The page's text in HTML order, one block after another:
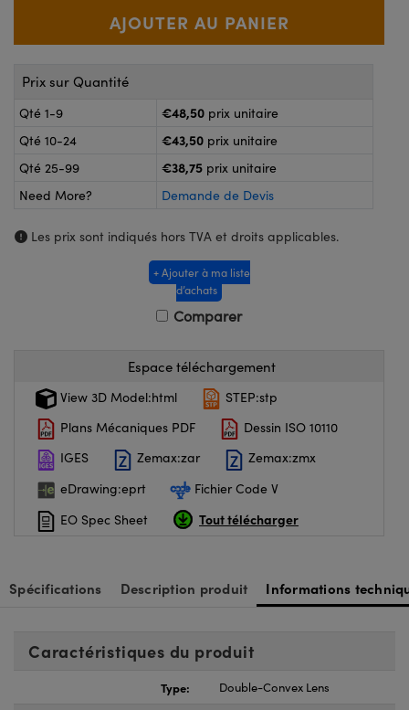
ou Coupleurs
de Poche ou à Mesure Directe
: Microscopie
: Caméras
Labs™
Prix sur Quantité
Qté 1-9 €48,50 prix unitaire
Qté 10-24
€43,50 prix unitaire
Qté 25-99
€38,75 prix unitaire
Need More?
Demande de Devis
Les prix sont indiqués hors TVA et droits applicables.
+ Ajouter à ma liste
d’achats
Comparer
Espace téléchargement
View 3D Model:html
STEP:stp
Plans Mécaniques PDF
Dessin ISO 10110
IGES
Zemax:zar
Zemax:zmx
eDrawing:eprt
Fichier Code V
EO Spec Sheet
Tout télécharger
Spécifications Description produit Informations
Caractéristiques du produit
Type: Double-Convex Lens